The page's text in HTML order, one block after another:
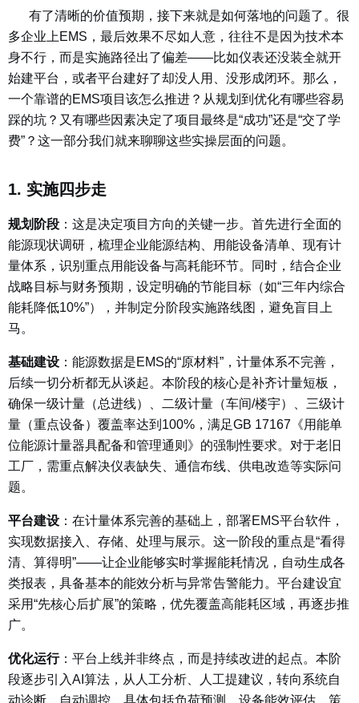
有了清晰的价值预期，接下来就是如何落地的问题了。很
多企业上EMS，最后效果不尽如人意，往往不是因为技术本
身不行，而是实施路径出了偏差——比如仪表还没装全就开
始建平台，或者平台建好了却没人用、没形成闭环。那么，
一个靠谱的EMS项目该怎么推进？从规划到优化有哪些容易
踩的坑？又有哪些因素决定了项目最终是“成功”还是“交了学
费”？这一部分我们就来聊聊这些实操层面的问题。
1. 实施四步走
规划阶段 ： 这是决定项目方向的关键一步。首先进行全面的
能源现状调研，梳理企业能源结构、用能设备清单、现有计
量体系，识别重点用能设备与高耗能环节。同时，结合企业
战略目标与财务预期，设定明确的节能目标（如“三年内综合
能耗降低10%”），并制定分阶段实施路线图，避免盲目上
马。
基础建设 ： 能源数据是EMS的“原材料”，计量体系不完善，
后续一切分析都无从谈起。本阶段的核心是补齐计量短板，
确保一级计量（总进线）、二级计量（车间/楼宇）、三级计
量（重点设备）覆盖率达到100%，满足GB 17167《用能单
位能源计量器具配备和管理通则》的强制性要求。对于老旧
工厂，需重点解决仪表缺失、通信布线、供电改造等实际问
题。
平台建设 ： 在计量体系完善的基础上，部署EMS平台软件，
实现数据接入、存储、处理与展示。这一阶段的重点是“看得
清、算得明”——让企业能够实时掌握能耗情况，自动生成各
类报表，具备基本的能效分析与异常告警能力。平台建设宜
采用“先核心后扩展”的策略，优先覆盖高能耗区域，再逐步推
广。
优化运行： 平台上线并非终点，而是持续改进的起点。本阶
段逐步引入AI算法，从人工分析、人工提建议，转向系统自
动诊断、自动调控。具体包括负荷预测、设备能效评估、策